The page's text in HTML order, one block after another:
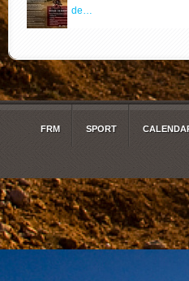
de…
FRM SPORT